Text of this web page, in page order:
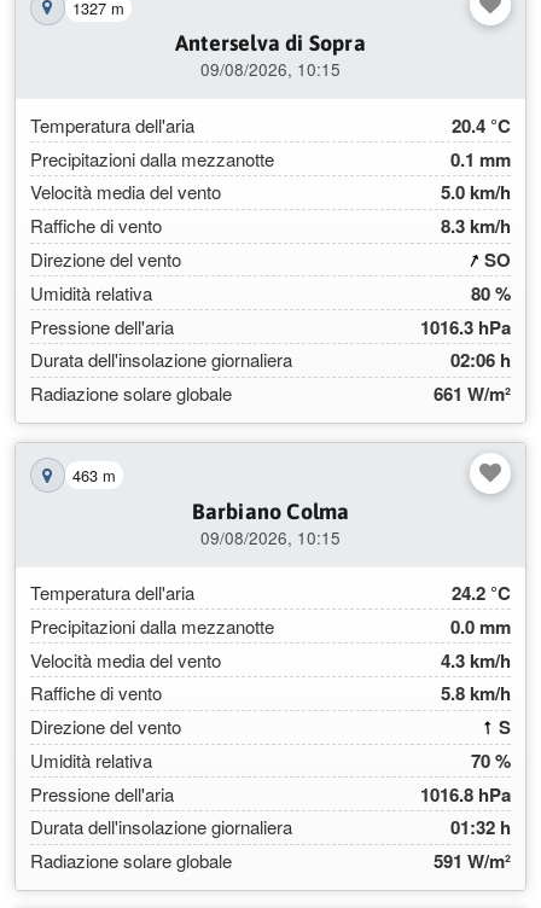
Mostra la stazione sulla mappa
1327 m
Anterselva di Sopra
09/08/2026, 10:15
Temperatura dell'aria 20.4 °C
Precipitazioni dalla mezzanotte 0.1 mm
Velocità media del vento 5.0 km/h
Raffiche di vento 8.3 km/h
Direzione del vento SO
Umidità relativa
80 %
Pressione dell'aria 1016.3 hPa
Durata dell'insolazione giornaliera 02:06 h
Radiazione solare globale 661 W/m²
Mostra la stazione sulla mappa
463 m
Barbiano Colma
09/08/2026, 10:15
Temperatura dell'aria 24.2 °C
Precipitazioni dalla mezzanotte 0.0 mm
Velocità media del vento 4.3 km/h
Raffiche di vento 5.8 km/h
Direzione del vento S
Umidità relativa
70 %
Pressione dell'aria 1016.8 hPa
Durata dell'insolazione giornaliera 01:32 h
Radiazione solare globale 591 W/m²